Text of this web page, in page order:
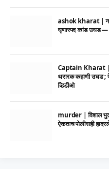
ashok kharat |
घृणास्पद कांड उघड —
Captain Kharat |
थरारक कहाणी उघड ;
व्हिडीओ
murder | विशाल
ऐकताच पोलीसही